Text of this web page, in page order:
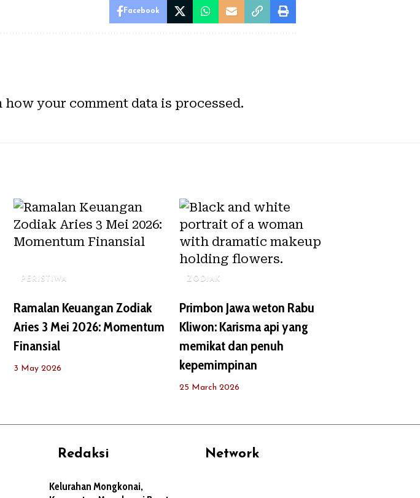
Facebook
how your comment data is processed.
PERISTIWA
Ramalan Keuangan Zodiak
Aries 3 Mei 2026: Momentum
Finansial
3 May 2026
ZODIAK
Primbon Jawa weton Rabu
Kliwon: Karisma api yang
memikat dan penuh
kepemimpinan
25 March 2026
Redaksi
Kelurahan Mongkonai,
Network